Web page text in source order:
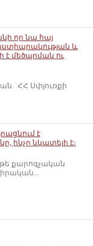
որ նա հայ
և
մեծարման ու
ՀՀ Սփյուռքի
է
ինչը նկատելի է։
թե քարոզչական
իրական...